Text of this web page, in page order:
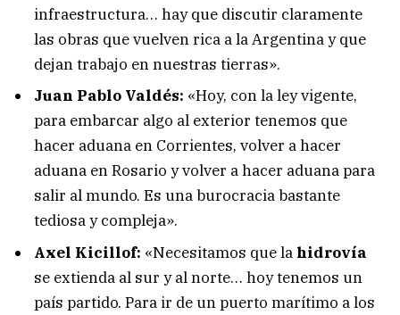
infraestructura… hay que discutir claramente
las obras que vuelven rica a la Argentina y que
dejan trabajo en nuestras tierras».
Juan Pablo Valdés: «Hoy, con la ley vigente,
para embarcar algo al exterior tenemos que
hacer aduana en Corrientes, volver a hacer
aduana en Rosario y volver a hacer aduana para
salir al mundo. Es una burocracia bastante
tediosa y compleja».
Axel Kicillof: «Necesitamos que la hidrovía
se extienda al sur y al norte… hoy tenemos un
país partido. Para ir de un puerto marítimo a los